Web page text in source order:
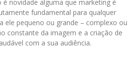
novidade alguma que marketing é
fundamental para qualquer
ele pequeno ou grande – complexo ou
constante da imagem e a criação de
com a sua audiência.